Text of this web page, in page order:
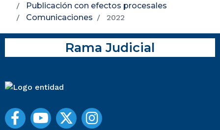
Publicación con efectos procesales
Comunicaciones
2022
Rama Judicial